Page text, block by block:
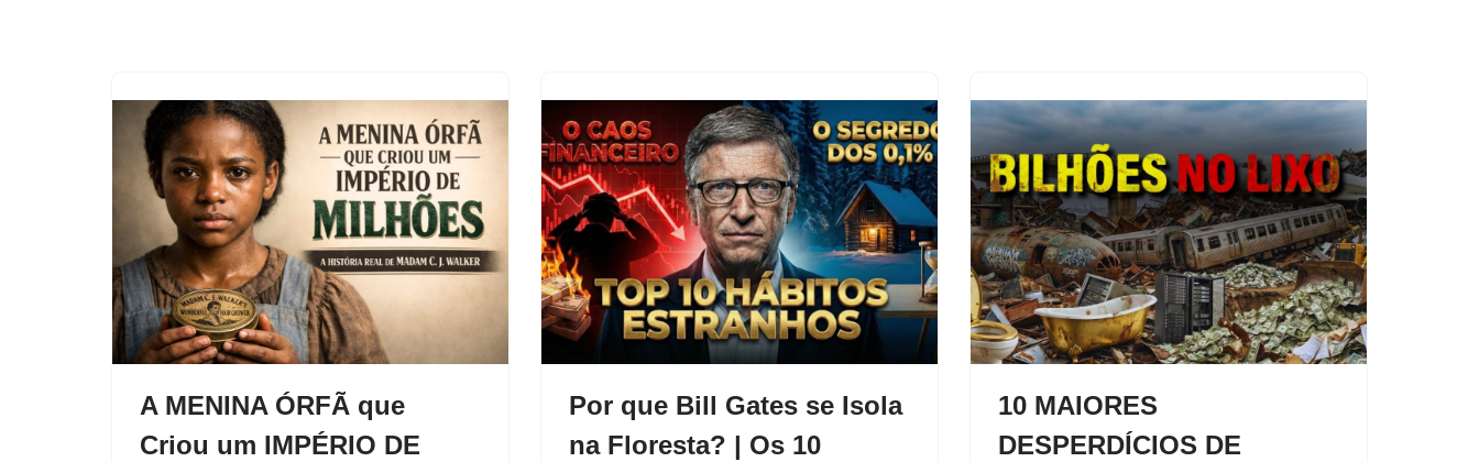
A MENINA ÓRFÃ que
Criou um IMPÉRIO DE
Por que Bill Gates se Isola
na Floresta? | Os 10
10 MAIORES
DESPERDÍCIOS DE